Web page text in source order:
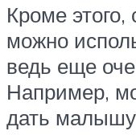
Кроме
можно
ведь еще
Например,
дать малышу